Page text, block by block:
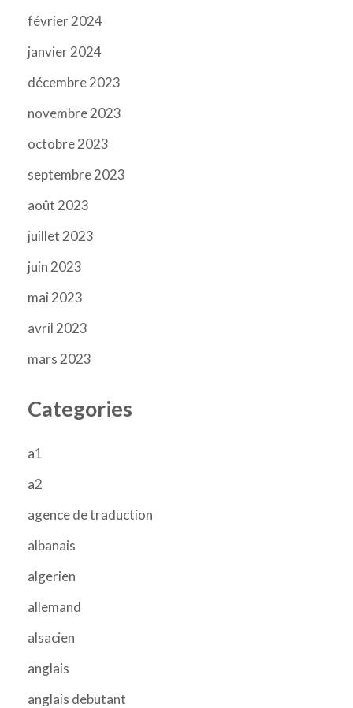
février 2024
janvier 2024
décembre 2023
novembre 2023
octobre 2023
septembre 2023
août 2023
juillet 2023
juin 2023
mai 2023
avril 2023
mars 2023
Categories
a1
a2
agence de traduction
albanais
algerien
allemand
alsacien
anglais
anglais debutant